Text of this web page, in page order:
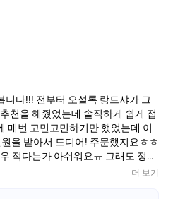
니다!!! 전부터 오설록 랑드샤가 그
천을 해줬었는데 솔직하게 쉽게 접
매번 고민고민하기만 했었는데 이
을 받아서 드디어! 주문했지요ㅎㅎ
적다는가 아쉬워요ㅠ 그래도 정말
어볼걸 그랬어요 지갑은 슬퍼서 울
더 보기